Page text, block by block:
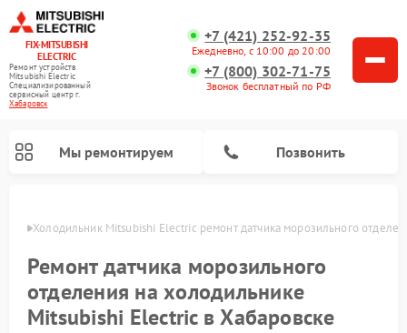
FIX-MITSUBISHI
ELECTRIC
Ремонт устройств
Mitsubishi Electric
Специализированный
cервисный центр г.
Хабаровск
+7 (421) 252-92-35
Ежедневно, с 10:00 до 20:00
+7 (800) 302-71-75
Звонок бесплатный по РФ
Мы ремонтируем Позвонить
Холодильник Mitsubishi Electric ремонт датчика морозильного
Ремонт датчика морозильного
отделения на холодильнике
Mitsubishi Electric в Хабаровске